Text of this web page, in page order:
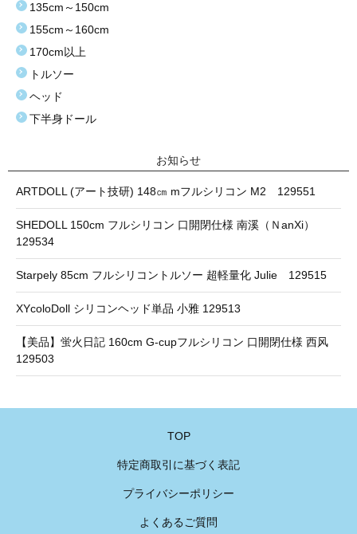
135cm～150cm
155cm～160cm
170cm以上
トルソー
ヘッド
下半身ドール
お知らせ
ARTDOLL (アート技研) 148㎝ mフルシリコン M2 129551
SHEDOLL 150cm フルシリコン 口開閉仕様 南溪（ＮanXi）
129534
Starpely 85cm フルシリコントルソー 超軽量化 Julie 129515
XYcoloDoll シリコンヘッド単品 小雅 129513
【美品】蛍火日記 160cm G-cupフルシリコン 口開閉仕様 西风
129503
TOP
特定商取引に基づく表記
プライバシーポリシー
よくあるご質問